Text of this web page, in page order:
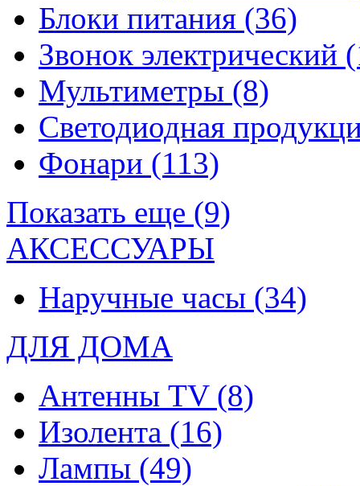
Блоки питания (36)
Звонок электрический
Мультиметры (8)
Светодиодная
Фонари (113)
Показать еще (9)
АКСЕССУАРЫ
Наручные часы (34)
ДЛЯ ДОМА
Антенны TV (8)
Изолента (16)
Лампы (49)